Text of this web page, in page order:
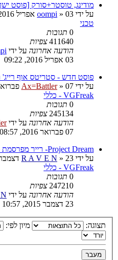
מודינג, טוסטר+סורק [פוסט
על ידי
oompi » 03 אפריל 2016, 09:22
טכני
0 תגובות
411640 צפיות
הודעה אחרונה על ידי
03 אפריל 2016, 09:22
פוסט חדש - סטריטס אוף רייג'
על ידי
Ax=Battler» 07 פברואר 2016, 08:57
VGFreak - כללי
0 תגובות
245134 צפיות
הודעה אחרונה על ידי
07 פברואר 2016, 08:57
Project Dream- רייר מפרסמת סרטון על משחק שלא יצא לSNES
על ידי
R A V E N » 23 דצמבר 2015, 10:57
VGFreak - כללי
0 תגובות
247210 צפיות
הודעה אחרונה על ידי
23 דצמבר 2015, 10:57
תצוגה: מיון לפי: